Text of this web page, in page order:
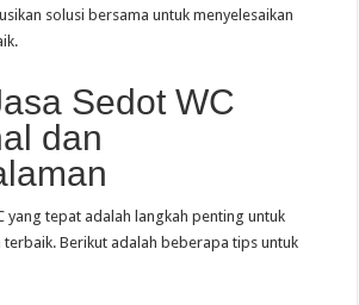
solusi bersama untuk menyelesaikan
Sedot WC
dan
yang tepat adalah langkah penting untuk
terbaik. Berikut adalah beberapa tips untuk